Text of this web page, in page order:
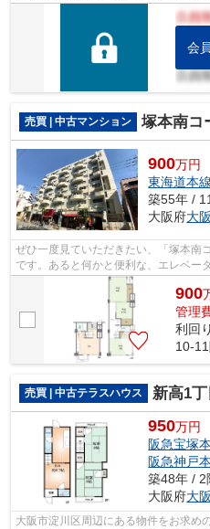
あります。エレベーターがある物件で
会
売買 | 中古マンション 塚本南コ
900万円
東海道本線
築55年 /
大阪府大
ぜひ一度見ていただきたい、「塚本南
です。あると何かと便利な、エレベー
info@life-service-kk.co.jpからいつでも
900
管理
利回
10-
売買 | 中古テラスハウス 新高1
950万円
阪急宝塚
阪急神戸
築48年 / 2
大阪府大
大阪市淀川区周辺にある物件をお求め